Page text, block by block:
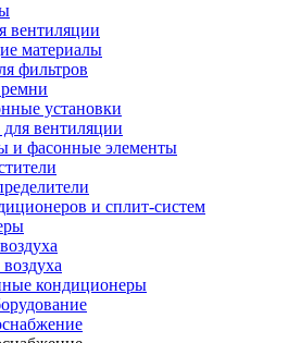
вентиляции
материалы
фильтров
установки
вентиляции
и фасонные элементы
и сплит-систем
кондиционеры